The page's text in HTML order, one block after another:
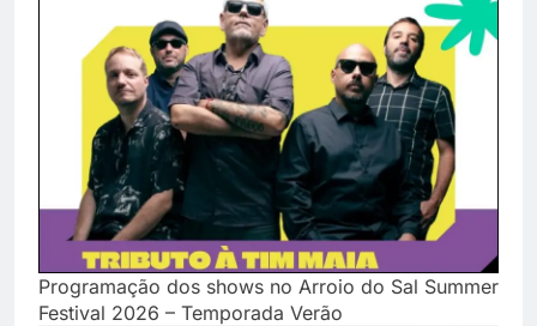
Programação dos shows no Arroio do Sal Summer
Festival 2026 – Temporada Verão